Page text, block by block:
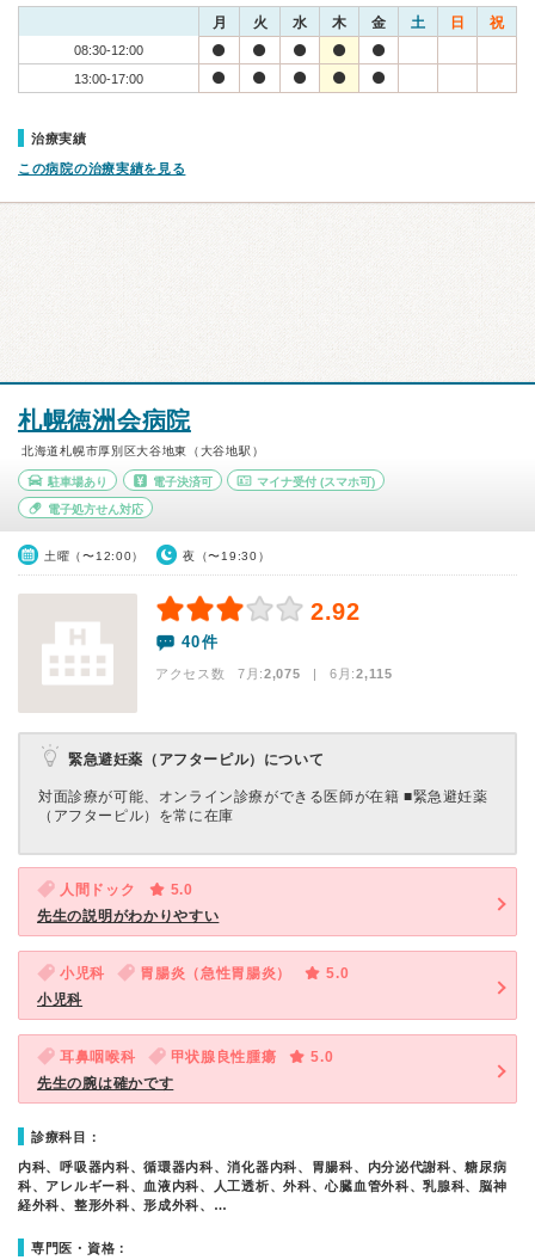
月 火 水 木 金 土 日 祝
08:30-12:00
13:00-17:00
治療実績
この病院の治療実績を見る
札幌徳洲会病院
北海道札幌市厚別区大谷地東（大谷地駅）
駐車場あり 電子決済可 マイナ受付 (スマホ可)
電子処方せん対応
土曜（〜12:00） 夜（〜19:30）
2.92
40件
アクセス数 7月:2,075 | 6月:2,115
緊急避妊薬（アフターピル）について
対面診療が可能、オンライン診療ができる医師が在籍 ■緊急避妊薬
（アフターピル）を常に在庫
人間ドック
5.0
先生の説明がわかりやすい
小児科 胃腸炎（急性胃腸炎）
5.0
小児科
耳鼻咽喉科 甲状腺良性腫瘍
5.0
先生の腕は確かです
診療科目：
内科、呼吸器内科、循環器内科、消化器内科、胃腸科、内分泌代謝科、糖尿病
科、アレルギー科、血液内科、人工透析、外科、心臓血管外科、乳腺科、脳神
経外科、整形外科、形成外科、…
専門医・資格：